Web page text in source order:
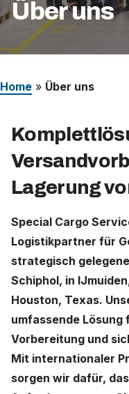
Über uns
Home » Über uns
Lagerung
Special Cargo
Logistikpartner für
strategisch
Schiphol, in
Houston, Texas.
umfassende
Vorbereitung und
Mit internationaler
sorgen wir dafür,
Leistungen
Karriere
Deutschland
The Netherlands
United States